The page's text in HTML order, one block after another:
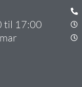
til 17:00